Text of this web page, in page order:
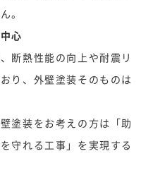
。
心
断熱性能の向上や耐震リ
り、外壁塗装そのものは
塗装をお考えの方は「助
守れる工事」を実現する